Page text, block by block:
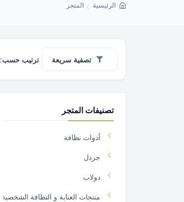
الرئيسية المتجر
تصفية سريعة ترتيب حسب:
تصنيفات المتجر
أدوات نظافة
جردل
دولاب
منتجات العناية و النظافة الشخصية